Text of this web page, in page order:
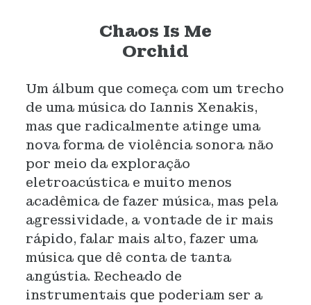
Chaos Is Me
Orchid
Um álbum que começa com um trecho
de uma música do Iannis Xenakis,
mas que radicalmente atinge uma
nova forma de violência sonora não
por meio da exploração
eletroacústica e muito menos
acadêmica de fazer música, mas pela
agressividade, a vontade de ir mais
rápido, falar mais alto, fazer uma
música que dê conta de tanta
angústia. Recheado de
instrumentais que poderiam ser a